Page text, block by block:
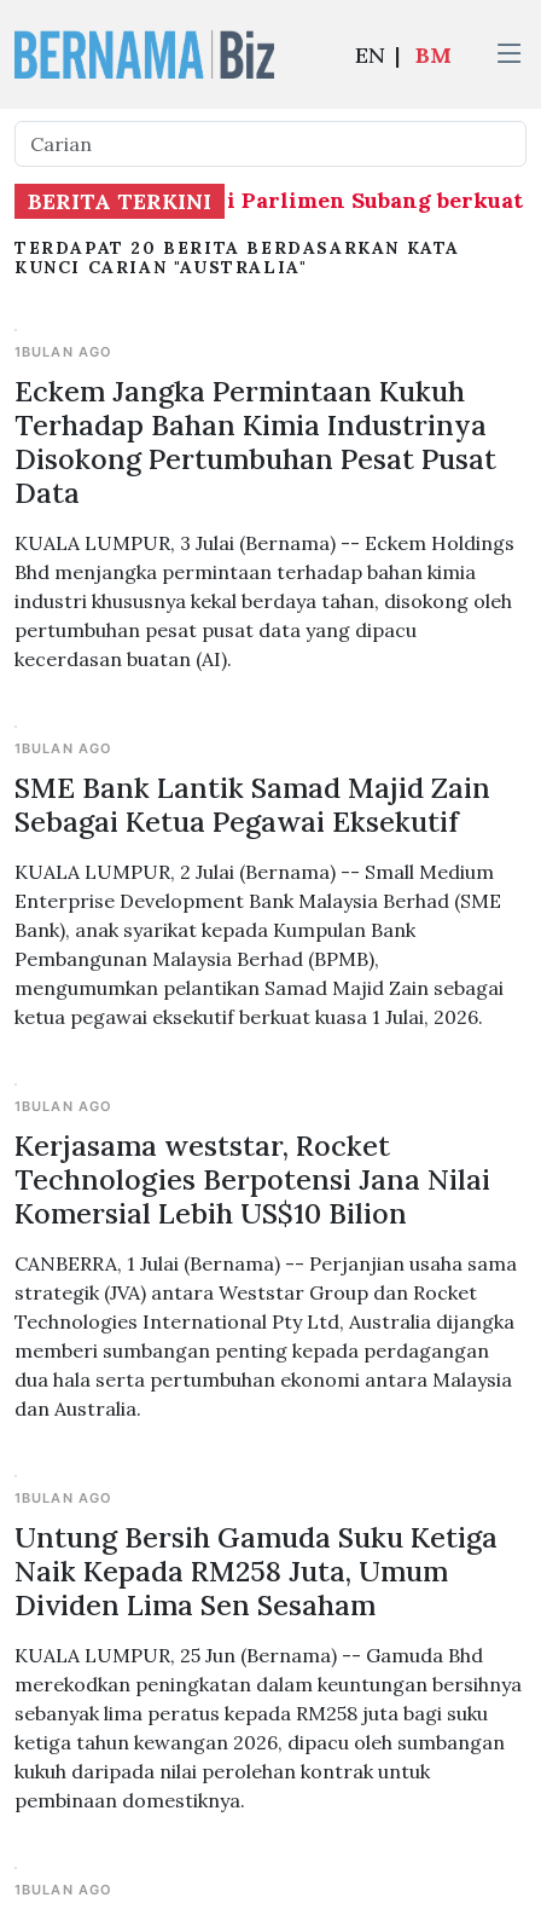
EN | BM
BERITA TERKINI
letak jawatan Ahli Parlimen Subang berkuat
TERDAPAT 20 BERITA BERDASARKAN KATA
KUNCI CARIAN "AUSTRALIA"
1BULAN AGO
Eckem Jangka Permintaan Kukuh
Terhadap Bahan Kimia Industrinya
Disokong Pertumbuhan Pesat Pusat
Data
KUALA LUMPUR, 3 Julai (Bernama) -- Eckem Holdings
Bhd menjangka permintaan terhadap bahan kimia
industri khususnya kekal berdaya tahan, disokong oleh
pertumbuhan pesat pusat data yang dipacu
kecerdasan buatan (AI).
1BULAN AGO
SME Bank Lantik Samad Majid Zain
Sebagai Ketua Pegawai Eksekutif
KUALA LUMPUR, 2 Julai (Bernama) -- Small Medium
Enterprise Development Bank Malaysia Berhad (SME
Bank), anak syarikat kepada Kumpulan Bank
Pembangunan Malaysia Berhad (BPMB),
mengumumkan pelantikan Samad Majid Zain sebagai
ketua pegawai eksekutif berkuat kuasa 1 Julai, 2026.
1BULAN AGO
Kerjasama weststar, Rocket
Technologies Berpotensi Jana Nilai
Komersial Lebih US$10 Bilion
CANBERRA, 1 Julai (Bernama) -- Perjanjian usaha sama
strategik (JVA) antara Weststar Group dan Rocket
Technologies International Pty Ltd, Australia dijangka
memberi sumbangan penting kepada perdagangan
dua hala serta pertumbuhan ekonomi antara Malaysia
dan Australia.
1BULAN AGO
Untung Bersih Gamuda Suku Ketiga
Naik Kepada RM258 Juta, Umum
Dividen Lima Sen Sesaham
KUALA LUMPUR, 25 Jun (Bernama) -- Gamuda Bhd
merekodkan peningkatan dalam keuntungan bersihnya
sebanyak lima peratus kepada RM258 juta bagi suku
ketiga tahun kewangan 2026, dipacu oleh sumbangan
kukuh daripada nilai perolehan kontrak untuk
pembinaan domestiknya.
1BULAN AGO